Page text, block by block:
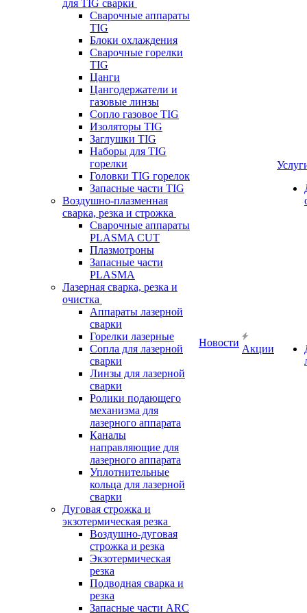
для TIG сварки
Сварочные аппараты
TIG
Блоки охлаждения
Сварочные горелки
TIG
Цанги
Цангодержатели и
газовые линзы
Сопло газовое TIG
Изоляторы TIG
Заглушки TIG
Наборы для TIG
горелки
Головки TIG горелок
Запасные части TIG
Воздушно-плазменная
сварка, резка и строжка
Сварочные аппараты
PLASMA CUT
Плазмотроны
Запасные части
PLASMA
Лазерная сварка, резка и
очистка
Аппараты лазерной
сварки
Горелки лазерные
Сопла для лазерной
сварки
Линзы для лазерной
сварки
Ролики подающего
механизма для
лазерного аппарата
Каналы
направляющие для
лазерного аппарата
Уплотнительные
кольца для лазерной
сварки
Дуговая строжка и
экзотермическая резка
Воздушно-дуговая
строжка и резка
Экзотермическая
резка
Подводная сварка и
резка
Запасные части ARC
Новости
Акции